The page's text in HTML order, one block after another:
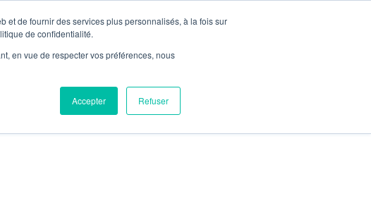
et de fournir des services plus personnalisés, à la fois sur
de confidentialité.
en vue de respecter vos préférences, nous
Accepter Refuser
À PROPOS NOUS CONTACTER PLANIFIONS VOTRE ACTIVITÉ
à leur caca !